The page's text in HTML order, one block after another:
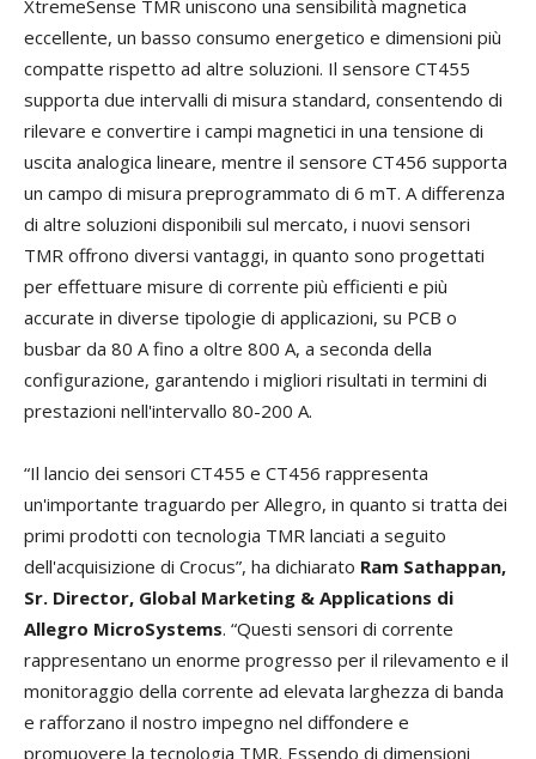
XtremeSense TMR uniscono una sensibilità magnetica
eccellente, un basso consumo energetico e dimensioni più
compatte rispetto ad altre soluzioni. Il sensore CT455
supporta due intervalli di misura standard, consentendo di
rilevare e convertire i campi magnetici in una tensione di
uscita analogica lineare, mentre il sensore CT456 supporta
un campo di misura preprogrammato di 6 mT. A differenza
di altre soluzioni disponibili sul mercato, i nuovi sensori
TMR offrono diversi vantaggi, in quanto sono progettati
per effettuare misure di corrente più efficienti e più
accurate in diverse tipologie di applicazioni, su PCB o
busbar da 80 A fino a oltre 800 A, a seconda della
configurazione, garantendo i migliori risultati in termini di
prestazioni nell'intervallo 80-200 A.
“Il lancio dei sensori CT455 e CT456 rappresenta
un'importante traguardo per Allegro, in quanto si tratta dei
primi prodotti con tecnologia TMR lanciati a seguito
dell'acquisizione di Crocus”, ha dichiarato Ram Sathappan,
Sr. Director, Global Marketing & Applications di
Allegro MicroSystems. “Questi sensori di corrente
rappresentano un enorme progresso per il rilevamento e il
monitoraggio della corrente ad elevata larghezza di banda
e rafforzano il nostro impegno nel diffondere e
promuovere la tecnologia TMR. Essendo di dimensioni